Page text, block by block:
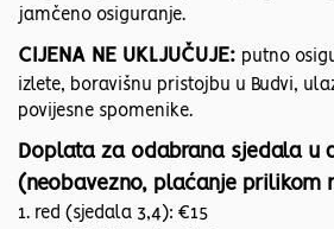
jamčeno osiguranje.
CIJENA NE UKLJUČUJE: putno
izlete, boravišnu pristojbu u Budvi,
povijesne spomenike.
Doplata za odabrana sjedala u
(neobavezno, plaćanje prilikom
1. red (sjedala 3,4): €15